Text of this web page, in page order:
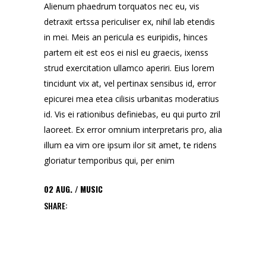
Alienum phaedrum torquatos nec eu, vis
detraxit ertssa periculiser ex, nihil lab etendis
in mei. Meis an pericula es euripidis, hinces
partem eit est eos ei nisl eu graecis, ixenss
strud exercitation ullamco aperiri. Eius lorem
tincidunt vix at, vel pertinax sensibus id, error
epicurei mea etea cilisis urbanitas moderatius
id. Vis ei rationibus definiebas, eu qui purto zril
laoreet. Ex error omnium interpretaris pro, alia
illum ea vim ore ipsum ilor sit amet, te ridens
gloriatur temporibus qui, per enim
02AUG.
MUSIC
SHARE: